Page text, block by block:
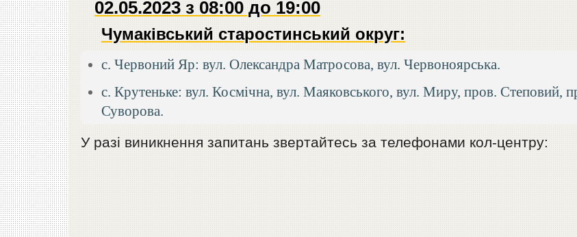
02.05.2023 з 08:00 до 19:00
Чумаківський старостинський округ:
с. Червоний Яр: вул. Олександра Матросова, вул. Червоноярська.
с. Крутеньке: вул. Космічна, вул. Маяковського, вул. Миру, пров. Степовий,
Суворова.
У разі виникнення запитань звертайтесь за телефонами кол-центру: